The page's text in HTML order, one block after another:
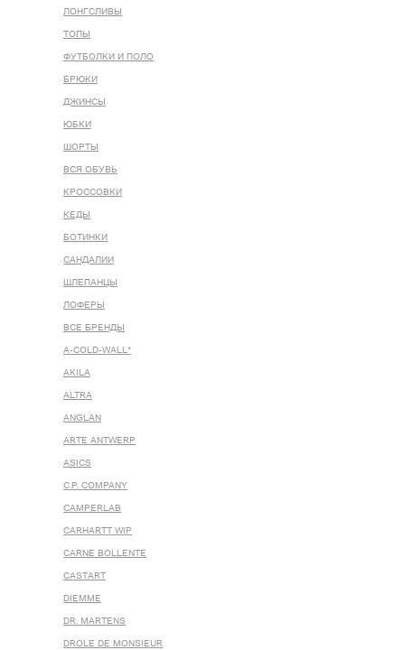
ЛОНГСЛИВЫ
ТОПЫ
ФУТБОЛКИ И ПОЛО
БРЮКИ
ДЖИНСЫ
ЮБКИ
ШОРТЫ
ВСЯ ОБУВЬ
КРОССОВКИ
КЕДЫ
БОТИНКИ
САНДАЛИИ
ШЛЕПАНЦЫ
ЛОФЕРЫ
ВСЕ БРЕНДЫ
A-COLD-WALL*
AKILA
ALTRA
ANGLAN
ARTE ANTWERP
ASICS
C.P. COMPANY
CAMPERLAB
CARHARTT WIP
CARNE BOLLENTE
CASTART
DIEMME
DR. MARTENS
DROLE DE MONSIEUR